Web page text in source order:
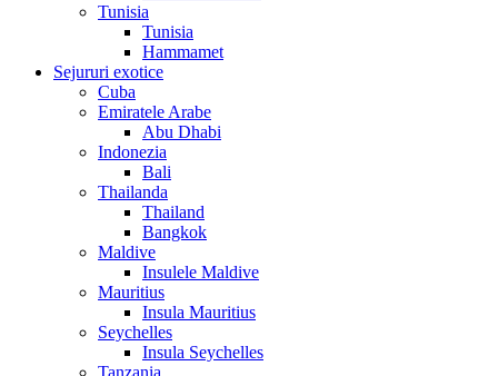
Tunisia
Tunisia
Hammamet
Sejururi exotice
Cuba
Emiratele Arabe
Abu Dhabi
Indonezia
Bali
Thailanda
Thailand
Bangkok
Maldive
Insulele Maldive
Mauritius
Insula Mauritius
Seychelles
Insula Seychelles
Tanzania